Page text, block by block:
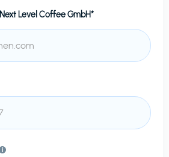
Next Level Coffee GmbH*